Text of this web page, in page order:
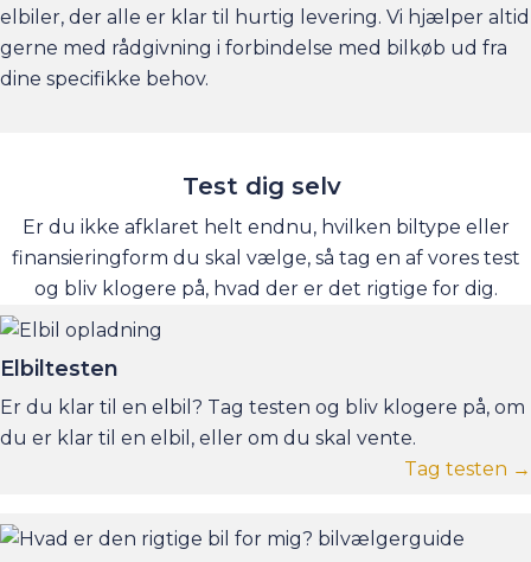
elbiler, der alle er klar til hurtig levering. Vi hjælper altid
gerne med rådgivning i forbindelse med bilkøb ud fra
dine specifikke behov.
Test dig selv
Er du ikke afklaret helt endnu, hvilken biltype eller
finansieringform du skal vælge, så tag en af vores test
og bliv klogere på, hvad der er det rigtige for dig.
Elbiltesten
Er du klar til en elbil? Tag testen og bliv klogere på, om
du er klar til en elbil, eller om du skal vente.
Tag testen →